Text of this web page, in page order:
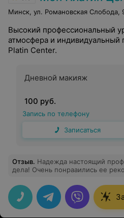
Минск, ул. Романовская Слобода,
Высокий профессиональный
атмосфера и индивидуальный
Platin Center.
Дневной макияж
100 руб.
Запись по телефону
Записаться
Отзыв. Надежда настоящий
дела! Очень понрааились ее